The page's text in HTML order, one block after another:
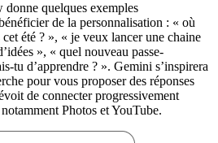
quelques exemples
de la personnalisation : « où
été ? », « je veux lancer une chaine
», « quel nouveau passe-
tu d’apprendre ? ». Gemini s’inspirera
pour vous proposer des réponses
de connecter progressivement
Photos et YouTube.